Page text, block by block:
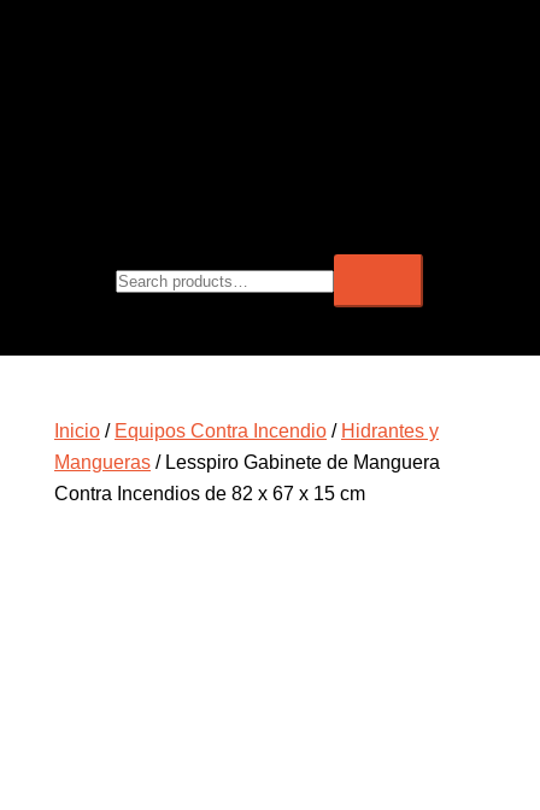
Inicio / Equipos Contra Incendio / Hidrantes y
Mangueras / Lesspiro Gabinete de Manguera
Contra Incendios de 82 x 67 x 15 cm